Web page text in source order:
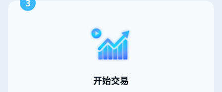
3
开始交易